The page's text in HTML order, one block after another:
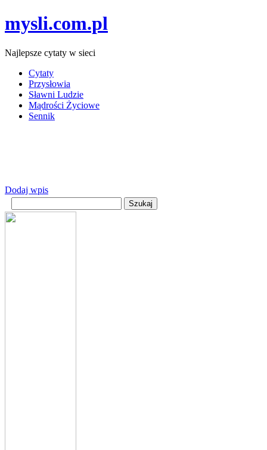
mysli.com.pl
Najlepsze cytaty w sieci
Cytaty
Przysłowia
Sławni Ludzie
Mądrości Życiowe
Sennik
Dodaj wpis